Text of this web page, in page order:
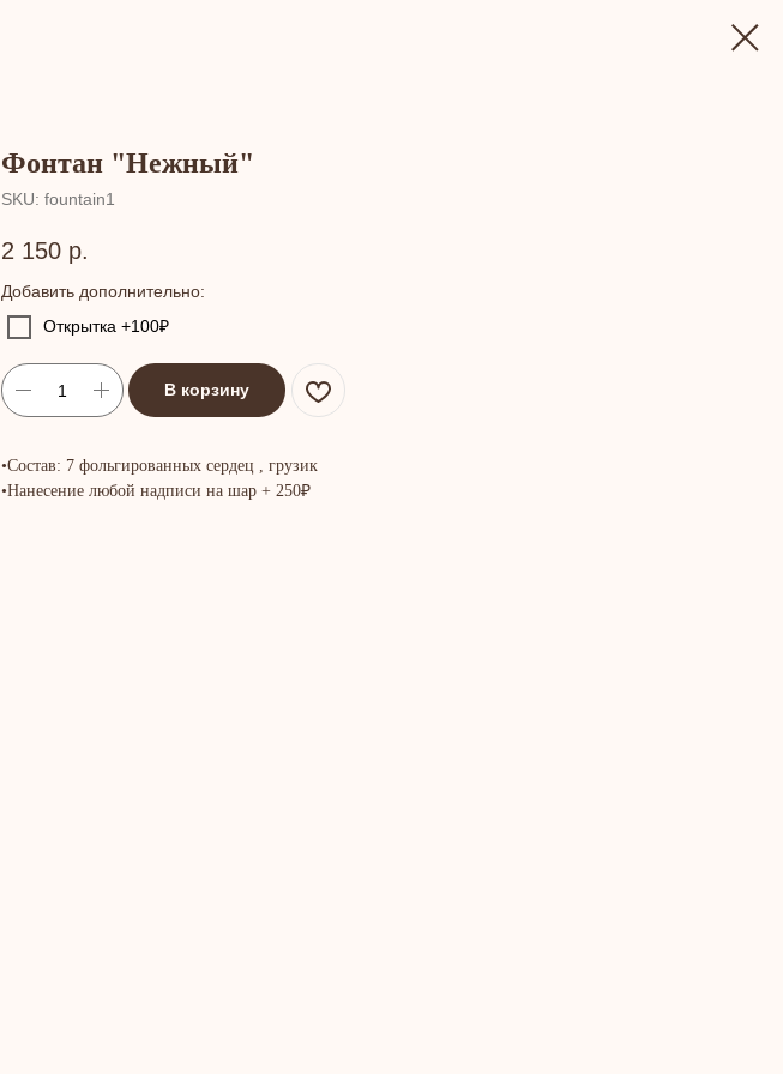
Фонтан "Нежный"
SKU: fountain1
2 150 р.
Добавить дополнительно:
Открытка +100₽
В корзину
•Состав: 7 фольгированных сердец , грузик
•Нанесение любой надписи на шар + 250₽